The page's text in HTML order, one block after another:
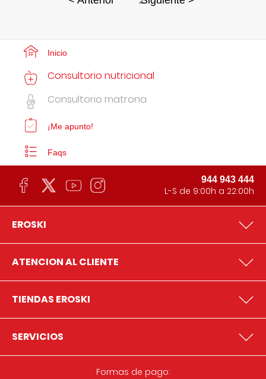
Inicio
Consultorio nutricional
Consultorio matrona
¡Me apunto!
Faqs
944 943 444
L-S de 9:00h a 22:00h
EROSKI
ATENCION AL CLIENTE
TIENDAS EROSKI
SERVICIOS
Formas de pago: